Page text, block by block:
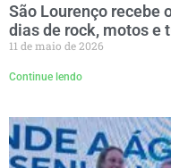
São Lourenço recebe
dias de rock, motos e
11 de maio de 2026
Continue lendo